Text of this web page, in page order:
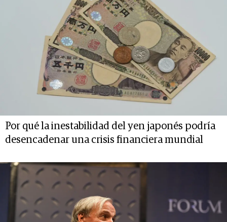
Por qué la inestabilidad del yen japonés podría
desencadenar una crisis financiera mundial